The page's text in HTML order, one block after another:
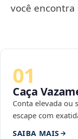
você encontra
01
Caça
Conta elevada ou
escape com
SAIBA MAIS